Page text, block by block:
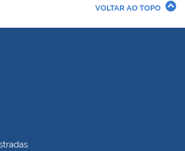
VOLTAR AO TOPO